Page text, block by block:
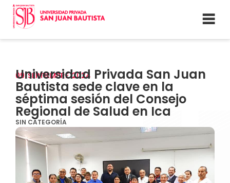
09 SEPTIEMBRE 2024
Universidad Privada San Juan
Bautista sede clave en la
séptima sesión del Consejo
Regional de Salud en Ica
SIN CATEGORÍA